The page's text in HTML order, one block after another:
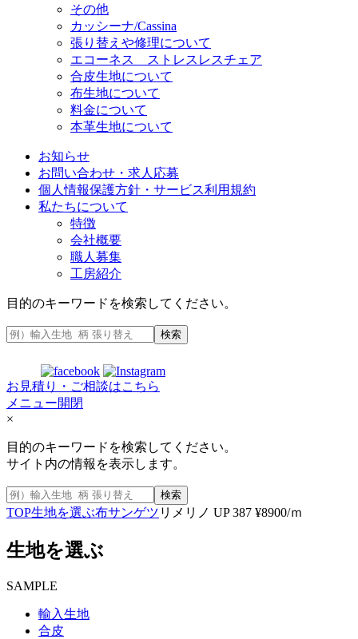
その他
カッシーナ/Cassina
張り替えや修理について
エコーネス ストレスレスチェア
合皮生地について
布生地について
料金について
本革生地について
お知らせ
お問い合わせ・求人応募
個人情報保護方針・サービス利用規約
私たちについて
特徴
会社概要
職人募集
工房紹介
目的のキーワードを検索してください。
検索
お見積り・ご相談はこちら
メニュー開閉
×
目的のキーワードを検索してください。
サイト内の情報を表示します。
検索
TOP生地を選ぶ布サンゲツ リメリノ UP 387 ¥8900/ｍ
生地を選ぶ
SAMPLE
輸入生地
合皮